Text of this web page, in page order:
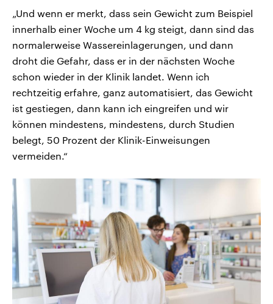
„Und wenn er merkt, dass sein Gewicht zum Beispiel
innerhalb einer Woche um 4 kg steigt, dann sind das
normalerweise Wassereinlagerungen, und dann
droht die Gefahr, dass er in der nächsten Woche
schon wieder in der Klinik landet. Wenn ich
rechtzeitig erfahre, ganz automatisiert, das Gewicht
ist gestiegen, dann kann ich eingreifen und wir
können mindestens, mindestens, durch Studien
belegt, 50 Prozent der Klinik-Einweisungen
vermeiden.“